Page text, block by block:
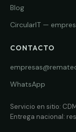
Blog
CircularIT —
CONTACTO
WhatsApp
Servicio en sitio:
Entrega nacional: